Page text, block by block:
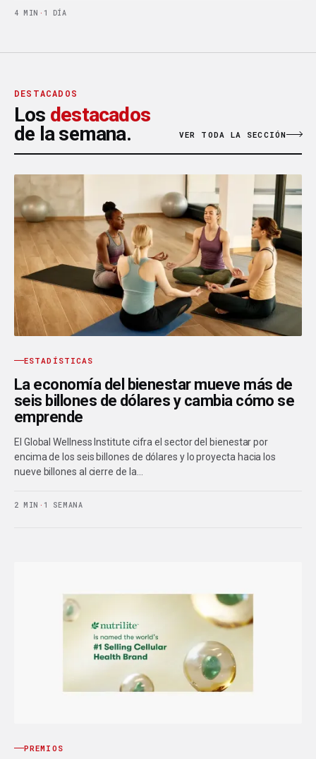
4 MIN · 1 DÍA
DESTACADOS
Los destacados
de la semana.
VER TODA LA SECCIÓN
ESTADÍSTICAS
La economía del bienestar mueve más de
seis billones de dólares y cambia cómo se
emprende
El Global Wellness Institute cifra el sector del bienestar por
encima de los seis billones de dólares y lo proyecta hacia los
nueve billones al cierre de la…
2 MIN · 1 SEMANA
PREMIOS